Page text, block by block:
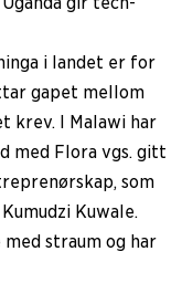
i landet er for
gapet mellom
krev. I Malawi har
med Flora vgs. gitt
som
Kuwale.
straum og har